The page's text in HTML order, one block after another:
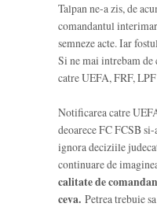
Talpan ne-a zis, de
comandantul
semneze acte. Iar
Si ne mai intrebam
catre UEFA, FRF,
Notificarea catre
deoarece FC FCSB
ignora deciziile
continuare de
calitate de
ceva. Petrea trebuie